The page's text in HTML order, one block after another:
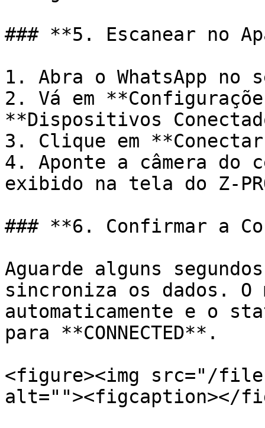
### **5. Escanear no
1. Abra o WhatsApp no
2. Vá em
**Dispositivos
3. Clique em
4. Aponte a câmera do
exibido na tela do Z-
### **6. Confirmar a
Aguarde alguns
sincroniza os dados. O
automaticamente e o
para **CONNECTED**.
<figure><img src="/files/
alt=""><figcaption></